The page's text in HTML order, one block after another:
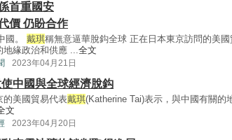
首重國安
價 仍盼合作
國。 戴琪稱無意逼華脫鈎全球 正在日本東京訪問的美
地緣政治和供應 ...全文
2023年04月21日
中國與全球經濟脫鈎
的美國貿易代表戴琪(Katherine Tai)表示，與中國有關的
文
2023年04月20日